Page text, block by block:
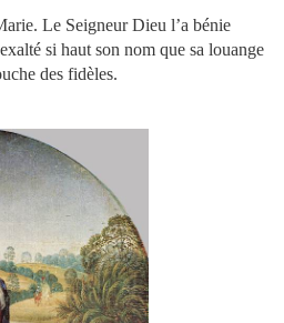
Le Seigneur Dieu l’a bénie
si haut son nom que sa louange
des fidèles.